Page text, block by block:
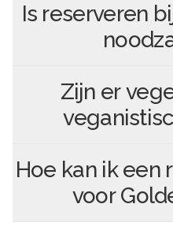
Is reserveren
Zijn er
Hoe kan ik een
voor